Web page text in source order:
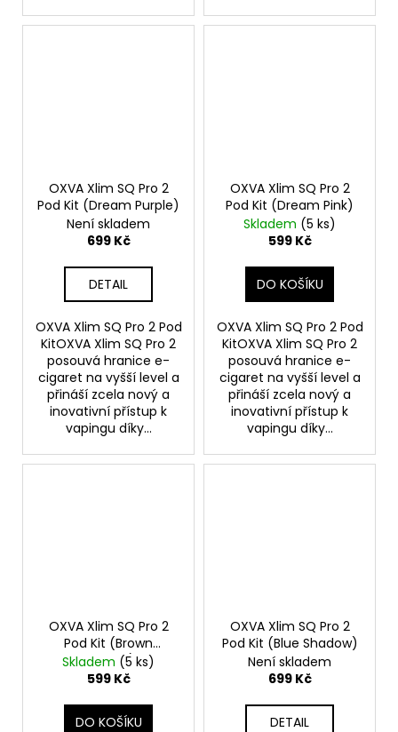
OXVA Xlim SQ Pro 2
Pod Kit (Dream Purple)
Není skladem
699 Kč
DETAIL
OXVA Xlim SQ Pro 2 Pod
KitOXVA Xlim SQ Pro 2
posouvá hranice e-
cigaret na vyšší level a
přináší zcela nový a
inovativní přístup k
vapingu díky...
OXVA Xlim SQ Pro 2
Pod Kit (Dream Pink)
Skladem (5 ks)
599 Kč
DO KOŠÍKU
OXVA Xlim SQ Pro 2 Pod
KitOXVA Xlim SQ Pro 2
posouvá hranice e-
cigaret na vyšší level a
přináší zcela nový a
inovativní přístup k
vapingu díky...
OXVA Xlim SQ Pro 2
Pod Kit (Brown
Leather)
Skladem (5 ks)
599 Kč
DO KOŠÍKU
OXVA Xlim SQ Pro 2
Pod Kit (Blue Shadow)
Není skladem
699 Kč
DETAIL